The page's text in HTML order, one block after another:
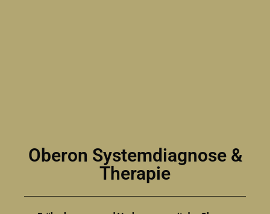
Oberon Systemdiagnose &
Therapie